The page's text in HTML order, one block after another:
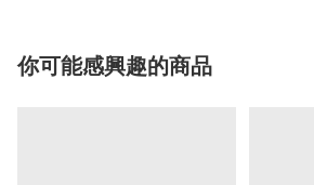
你可能感興趣的商品